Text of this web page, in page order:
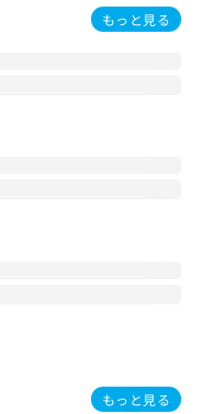
もっと見る
もっと見る